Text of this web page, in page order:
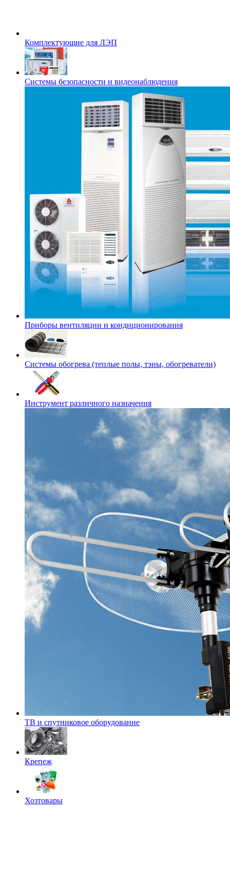
Комплектующие для ЛЭП
Системы безопасности и видеонаблюдения
Приборы вентиляции и кондиционирования
Системы обогрева (теплые полы, тэны, обогреватели)
Инструмент различного назначения
ТВ и спутниковое оборудование
Крепеж
Хозтовары